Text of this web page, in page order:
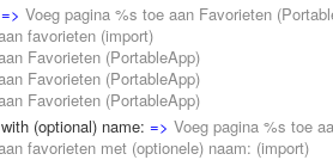
=> Voeg pagina %s toe aan Favorieten (
favorieten (import)
Favorieten (PortableApp)
Favorieten (PortableApp)
Favorieten (PortableApp)
(optional) name: => Voeg pagina %s toe
favorieten met (optionele) naam: (import)